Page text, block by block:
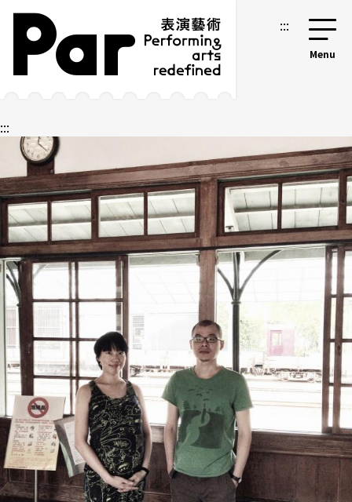
跳到主要内容区块
网站导览 :::
:::